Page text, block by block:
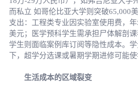
而私立 如哥伦比亚大学则突破65,000
支出：工程类专业因实验室使用费，
美元；医学预科学生需承担尸体解剖
学生则面临案例库订阅等隐性成本。
下，超学分选课或暑期学期进修可能使
生活成本的区域裂变